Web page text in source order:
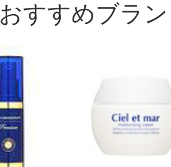
おすすめブラ